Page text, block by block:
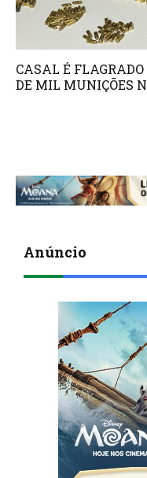
CASAL É
DE MIL MUNIÇÕES
Anúncio